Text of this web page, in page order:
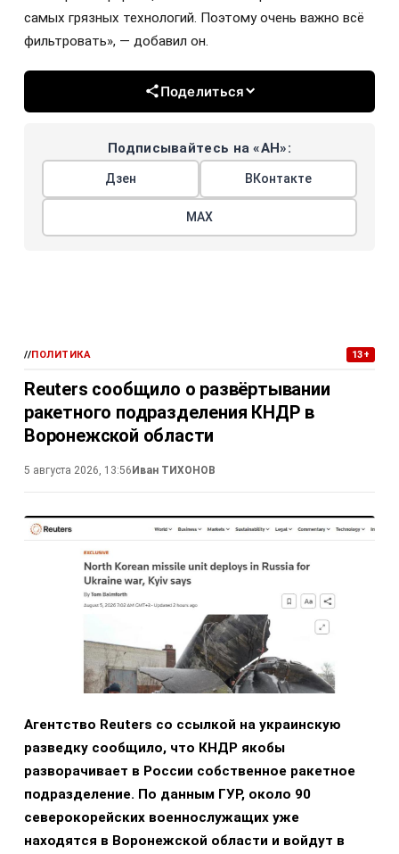
самых грязных технологий. Поэтому очень важно всё
фильтровать», — добавил он.
Поделиться
Подписывайтесь на «АН»:
Дзен ВКонтакте
МАХ
//ПОЛИТИКА 13+
Reuters сообщило о развёртывании
ракетного подразделения КНДР в
Воронежской области
5 августа 2026, 13:56Иван ТИХОНОВ
Агентство Reuters со ссылкой на украинскую
разведку сообщило, что КНДР якобы
разворачивает в России собственное ракетное
подразделение. По данным ГУР, около 90
северокорейских военнослужащих уже
находятся в Воронежской области и войдут в